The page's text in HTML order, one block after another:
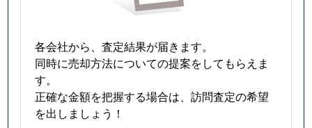
各会社から、査定結果が届きます。
同時に売却方法についての提案をしてもらえま
す。
正確な金額を把握する場合は、訪問査定の希望
を出しましょう！